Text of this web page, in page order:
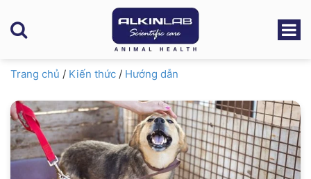
Trang chủ / Kiến thức / Hướng dẫn